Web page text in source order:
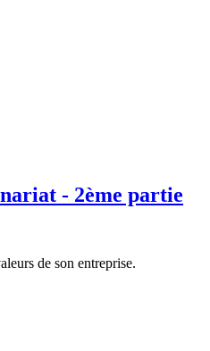
- 2ème partie
de son entreprise.